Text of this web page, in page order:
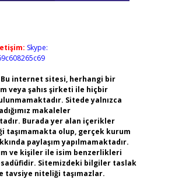
Skype:
Bu internet sitesi, herhangi bir
veya şahıs şirketi ile hiçbir
Sitede yalnızca
makaleler
Burada yer alan içerikler
taşımamakta olup, gerçek kurum
paylaşım yapılmamaktadır.
ve kişiler ile isim benzerlikleri
Sitemizdeki bilgiler taslak
tavsiye niteliği taşımazlar.